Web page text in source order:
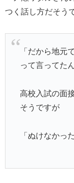
つく話し方だそう
「だから地元
って言ってた
高校入試の面
そうですが
「ぬけなかっ